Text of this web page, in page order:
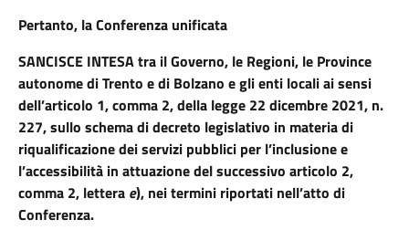
Pertanto, la Conferenza unificata
SANCISCE INTESAtra il Governo, le Regioni, le Province
autonome di Trento e di Bolzano e gli enti locali ai sensi
dell’articolo 1, comma 2, della legge 22 dicembre 2021, n.
227, sullo schema di decreto legislativo in materia di
riqualificazionedei servizi pubblici per l’inclusione e
l’accessibilità in attuazione delsuccessivo articolo 2,
comma 2, lettera e), nei termini riportati nell’atto di
Conferenza.